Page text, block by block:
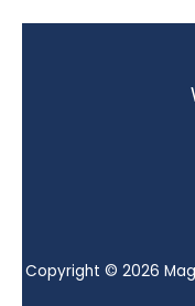
Copyright © 2026